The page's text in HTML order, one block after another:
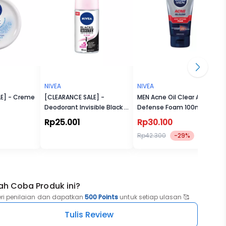
- Creme
NIVEA
[CLEARANCE SALE] -
Deodorant Invisible Black &
White Roll-On
Rp25.001
NIVEA
MEN Acne Oil Clear Acne
Defense Foam 100ml
Rp30.100
Rp42.300 -29%
Coba Produk ini?
penilaian dan dapatkan 500 Points untuk setiap ulasan 🥰
Tulis Review